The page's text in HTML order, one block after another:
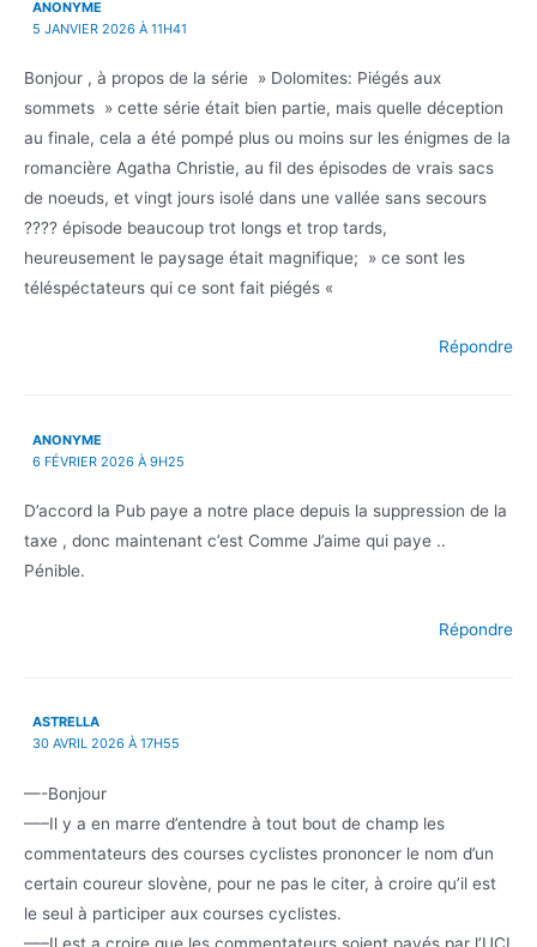
ANONYME
5 JANVIER 2026 À 11H41
Bonjour , à propos de la série » Dolomites: Piégés aux
sommets » cette série était bien partie, mais quelle déception
au finale, cela a été pompé plus ou moins sur les énigmes de la
romancière Agatha Christie, au fil des épisodes de vrais sacs
de noeuds, et vingt jours isolé dans une vallée sans secours
???? épisode beaucoup trot longs et trop tards,
heureusement le paysage était magnifique; » ce sont les
téléspéctateurs qui ce sont fait piégés «
Répondre
ANONYME
6 FÉVRIER 2026 À 9H25
D’accord la Pub paye a notre place depuis la suppression de la
taxe , donc maintenant c’est Comme J’aime qui paye ..
Pénible.
Répondre
ASTRELLA
30 AVRIL 2026 À 17H55
—-Bonjour
—–Il y a en marre d’entendre à tout bout de champ les
commentateurs des courses cyclistes prononcer le nom d’un
certain coureur slovène, pour ne pas le citer, à croire qu’il est
le seul à participer aux courses cyclistes.
—–Il est a croire que les commentateurs soient payés par l’UCI